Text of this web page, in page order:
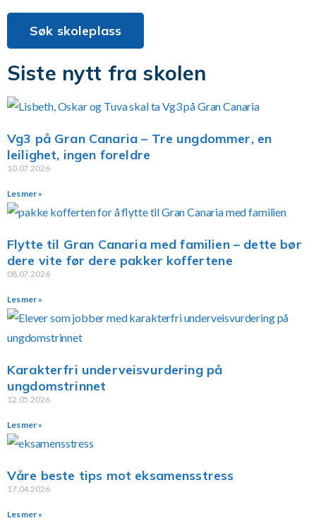
Søk skoleplass
Siste nytt fra skolen
Vg3 på Gran Canaria – Tre ungdommer, en
leilighet, ingen foreldre
10.07.2026
Les mer »
Flytte til Gran Canaria med familien – dette bør
dere vite før dere pakker koffertene
08.07.2026
Les mer »
Karakterfri underveisvurdering på
ungdomstrinnet
12.05.2026
Les mer »
Våre beste tips mot eksamensstress
17.04.2026
Les mer »